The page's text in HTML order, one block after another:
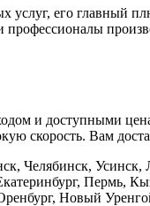
услуг, его главный
и доступными
скорость. Вам
Челябинск,
Пермь,
Новый